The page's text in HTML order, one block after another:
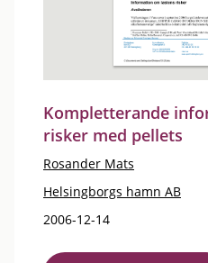
Kompletterande
risker med pellets
Rosander Mats
Helsingborgs hamn AB
2006-12-14